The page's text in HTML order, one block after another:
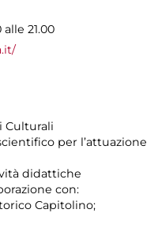
21.00
Culturali
per l’attuazione
didattiche
con:
Capitolino;